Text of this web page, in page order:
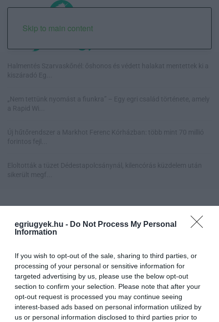
egriugyek.hu - Do Not Process My Personal
Information
If you wish to opt-out of the sale, sharing to third parties, or
processing of your personal or sensitive information for
targeted advertising by us, please use the below opt-out
section to confirm your selection. Please note that after your
opt-out request is processed you may continue seeing
interest-based ads based on personal information utilized by
us or personal information disclosed to third parties prior to
Skip to main content
Halmentés Szarvaskőnél: őshonos és védett halakat mentettek ki a
kiszáradó Eg...
„Nem tettünk nyomást a fiunkra” – Egy egri család története, amely
a Rapid Wi...
Új hűtőrendszer a Markhot Ferenc Kórházban: több mint 70 millió
forintos fejl...
Eloltották a tüzet Dédestapolcsánynál, kilencórás küzdelem után
sikerült megf...
pro agria
EGER POSZTUMUSZ DÍSZPOLGÁRA LETT KELEMEN CSABA
2021. március 04|Eger ügye
Noha a január 22-én, a Magyar Kultúra Napján idén is odaítélte a
kulturális területen végzett kiemelkedő szakmai munkáért járó
díjakat az egri önkormányzat, az ünnepség akkor elmaradt, ezt
pótolták...